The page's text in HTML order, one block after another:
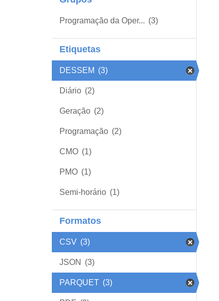
Programação da Oper... (3)
Etiquetas
DESSEM (3)
Diário (2)
Geração (2)
Programação (2)
CMO (1)
PMO (1)
Semi-horário (1)
Formatos
CSV (3)
JSON (3)
PARQUET (3)